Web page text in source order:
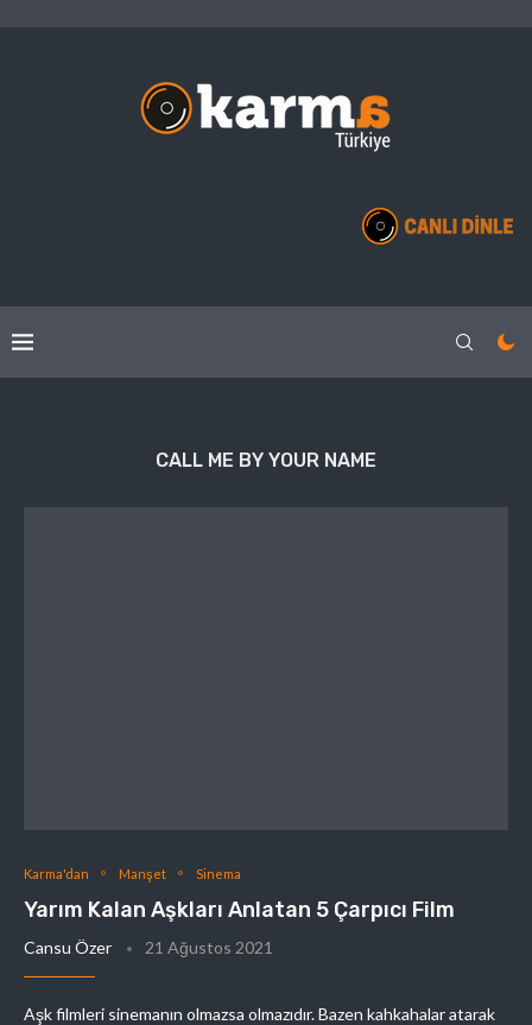
CALL ME BY YOUR NAME
Karma'dan Manşet Sinema
Yarım Kalan Aşkları Anlatan 5 Çarpıcı Film
Cansu Özer 21 Ağustos 2021
Aşk filmleri sinemanın olmazsa olmazıdır. Bazen kahkahalar atarak